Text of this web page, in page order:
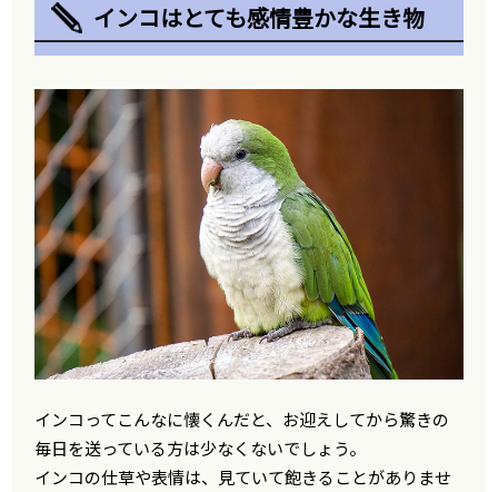
インコはとても感情豊かな生き物
インコってこんなに懐くんだと、お迎えしてから驚きの
毎日を送っている方は少なくないでしょう。
インコの仕草や表情は、見ていて飽きることがありませ